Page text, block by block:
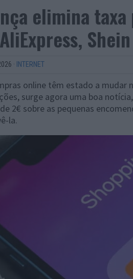
elimina
· INTERNET
online têm estado a mudar
surge agora uma boa
2€ sobre as pequenas
la.